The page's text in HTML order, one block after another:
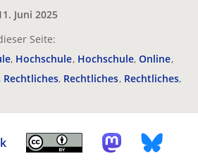
Juni 2025
Seite:
Hochschule Hochschule Online
Rechtliches Rechtliches Rechtliches